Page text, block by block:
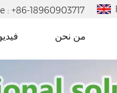
: +86-18960903717
من نحن